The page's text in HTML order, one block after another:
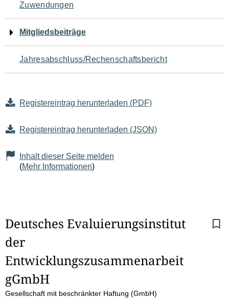
Zuwendungen
Mitgliedsbeiträge
Jahresabschluss/Rechenschaftsbericht
Registereintrag herunterladen (PDF)
Registereintrag herunterladen (JSON)
Inhalt dieser Seite melden
(Mehr Informationen)
S
e
i
t
Deutsches Evaluierungsinstitut
der
Entwicklungszusammenarbeit
gGmbH
Gesellschaft mit beschränkter Haftung (GmbH)